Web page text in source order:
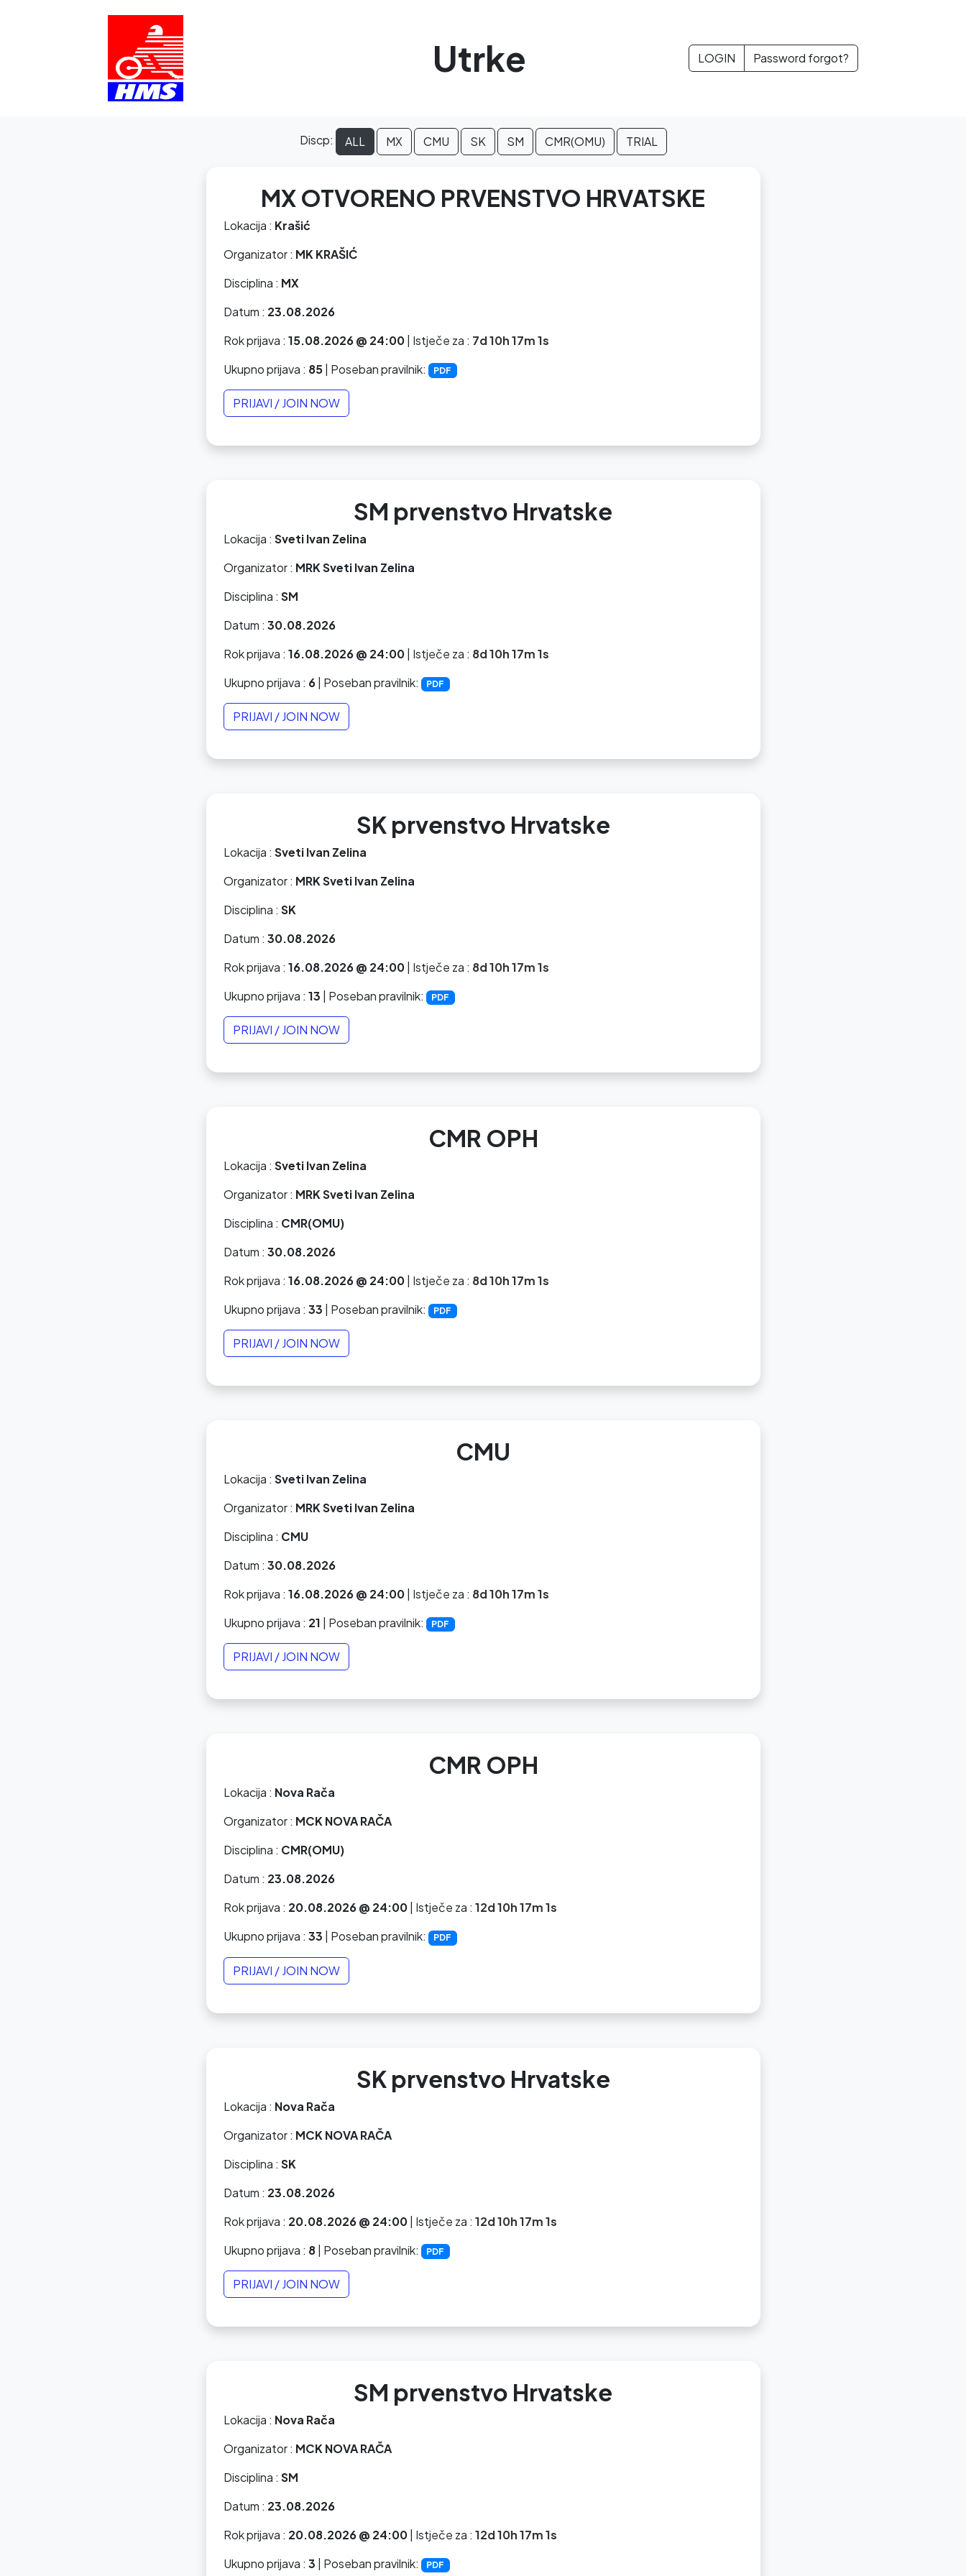
Utrke LOGIN Password forgot?
Discp: ALL MX CMU SK SM CMR(OMU) TRIAL
MX OTVORENO PRVENSTVO HRVATSKE
Lokacija : Krašić
Organizator : MK KRAŠIĆ
Disciplina : MX
Datum : 23.08.2026
Rok prijava : 15.08.2026 @ 24:00 | Istječe za : 7d 10h 17m 0s
Ukupno prijava : 85| Poseban pravilnik: PDF
PRIJAVI / JOIN NOW
SM prvenstvo Hrvatske
Lokacija : Sveti Ivan Zelina
Organizator : MRK Sveti Ivan Zelina
Disciplina : SM
Datum : 30.08.2026
Rok prijava : 16.08.2026 @ 24:00 | Istječe za : 8d 10h 17m 0s
Ukupno prijava : 6| Poseban pravilnik: PDF
PRIJAVI / JOIN NOW
SK prvenstvo Hrvatske
Lokacija : Sveti Ivan Zelina
Organizator : MRK Sveti Ivan Zelina
Disciplina : SK
Datum : 30.08.2026
Rok prijava : 16.08.2026 @ 24:00 Istječe za : 8d 10h 17m 0s
Ukupno prijava : 13 | Poseban pravilnik: PDF
PRIJAVI / JOIN NOW
CMR OPH
Lokacija : Sveti Ivan Zelina
Organizator : MRK Sveti Ivan Zelina
Disciplina : CMR(OMU)
Datum : 30.08.2026
Rok prijava : 16.08.2026 @ 24:00 Istječe za : 8d 10h 17m 0s
Ukupno prijava : 33 | Poseban pravilnik: PDF
PRIJAVI / JOIN NOW
CMU
Lokacija : Sveti Ivan Zelina
Organizator : MRK Sveti Ivan Zelina
Disciplina : CMU
Datum : 30.08.2026
Rok prijava : 16.08.2026 @ 24:00 Istječe za : 8d 10h 17m 0s
Ukupno prijava : 21 | Poseban pravilnik: PDF
PRIJAVI / JOIN NOW
CMR OPH
Lokacija : Nova Rača
Organizator : MCK NOVA RAČA
Disciplina : CMR(OMU)
Datum : 23.08.2026
Rok prijava : 20.08.2026 @ 24:00 Istječe za : 12d 10h 17m 0s
Ukupno prijava : 33 | Poseban pravilnik: PDF
PRIJAVI / JOIN NOW
SK prvenstvo Hrvatske
Lokacija : Nova Rača
Organizator : MCK NOVA RAČA
Disciplina : SK
Datum : 23.08.2026
Rok prijava : 20.08.2026 @ 24:00 | Istječe za : 12d 10h 17m 0s
Ukupno prijava : 8| Poseban pravilnik: PDF
PRIJAVI / JOIN NOW
SM prvenstvo Hrvatske
Lokacija : Nova Rača
Organizator : MCK NOVA RAČA
Disciplina : SM
Datum : 23.08.2026
Rok prijava : 20.08.2026 @ 24:00 | Istječe za : 12d 10h 17m 0s
Ukupno prijava : 3 | Poseban pravilnik: PDF